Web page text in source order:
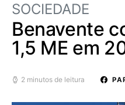
SOCIEDADE
Benavente
1,5 ME em
2 minutos de leitura